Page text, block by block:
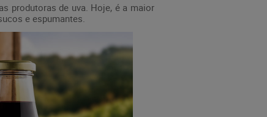
produtoras de uva. Hoje, é a maior
e espumantes.